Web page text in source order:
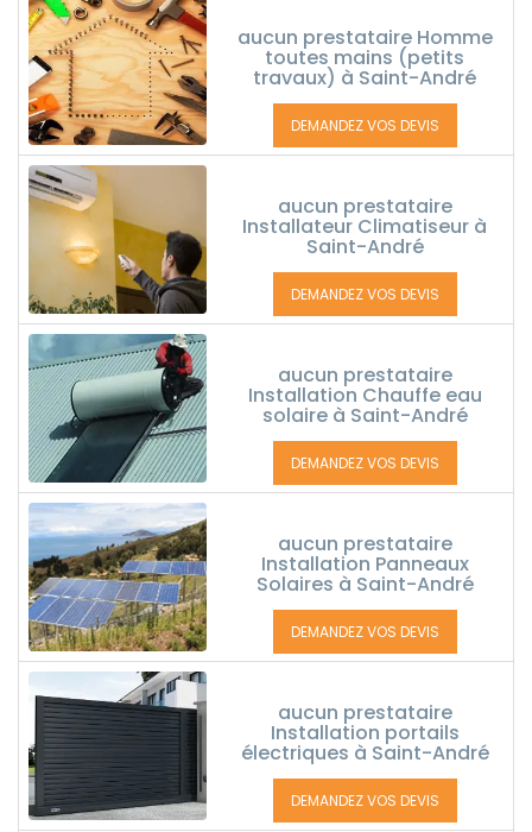
aucun prestataire Homme
toutes mains (petits
travaux) à Saint-André
DEMANDEZ VOS DEVIS
aucun prestataire
Installateur Climatiseur à
Saint-André
DEMANDEZ VOS DEVIS
aucun prestataire
Installation Chauffe eau
solaire à Saint-André
DEMANDEZ VOS DEVIS
aucun prestataire
Installation Panneaux
Solaires à Saint-André
DEMANDEZ VOS DEVIS
aucun prestataire
Installation portails
électriques à Saint-André
DEMANDEZ VOS DEVIS